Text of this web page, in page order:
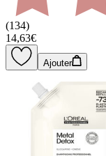
(134)
14,63€
Ajouter